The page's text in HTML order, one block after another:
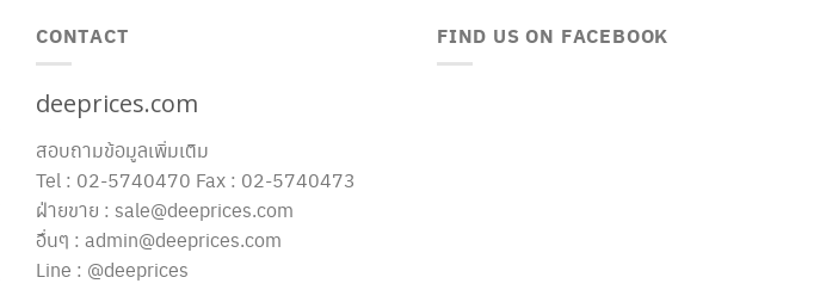
CONTACT
deeprices.com
สอบถามข้อมูลเพิ่มเติม
Tel : 02-5740470 Fax : 02-5740473
ฝ่ายขาย : sale@deeprices.com
อื่นๆ : admin@deeprices.com
Line : @deeprices
FIND US ON FACEBOOK